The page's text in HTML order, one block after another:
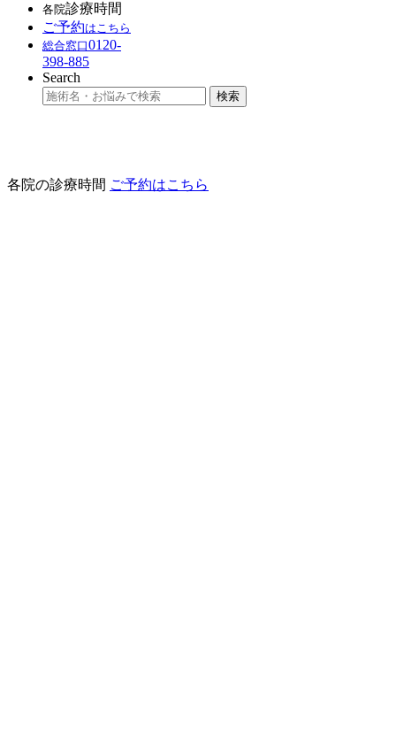
各院診療時間
ご予約はこちら
総合窓口0120-
398-885
Search
各院の診療時間 ご予約はこちら